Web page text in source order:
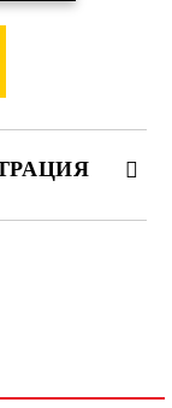
ден.